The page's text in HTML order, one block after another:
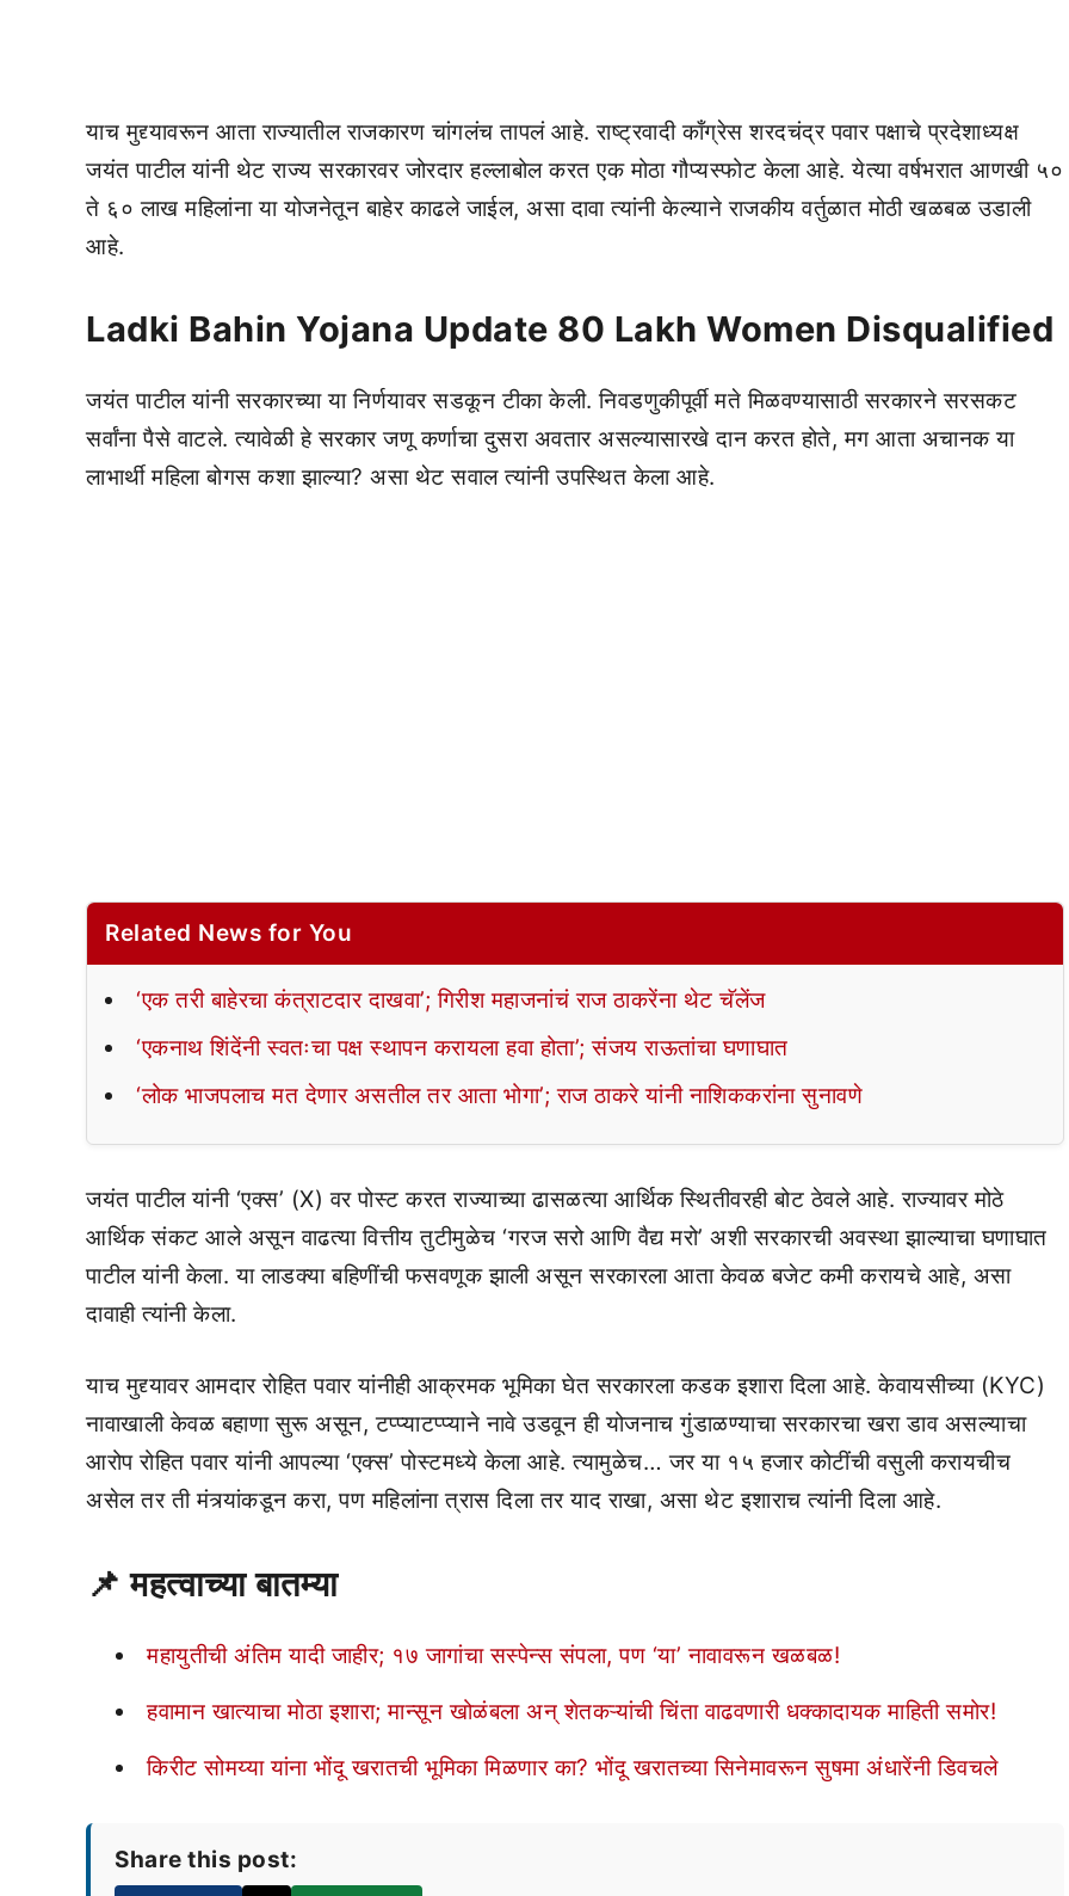
याच मुद्द्यावरून आता राज्यातील राजकारण चांगलंच तापलं आहे. राष्ट्रवादी काँग्रेस शरदचंद्र पवार पक्षाचे प्रदेशाध्यक्ष
जयंत पाटील यांनी थेट राज्य सरकारवर जोरदार हल्लाबोल करत एक मोठा गौप्यस्फोट केला आहे. येत्या वर्षभरात आणखी ५०
ते ६० लाख महिलांना या योजनेतून बाहेर काढले जाईल, असा दावा त्यांनी केल्याने राजकीय वर्तुळात मोठी खळबळ उडाली
आहे.
Ladki Bahin Yojana Update 80 Lakh Women Disqualified
जयंत पाटील यांनी सरकारच्या या निर्णयावर सडकून टीका केली. निवडणुकीपूर्वी मते मिळवण्यासाठी सरकारने सरसकट
सर्वांना पैसे वाटले. त्यावेळी हे सरकार जणू कर्णाचा दुसरा अवतार असल्यासारखे दान करत होते, मग आता अचानक या
लाभार्थी महिला बोगस कशा झाल्या? असा थेट सवाल त्यांनी उपस्थित केला आहे.
Related News for You
‘एक तरी बाहेरचा कंत्राटदार दाखवा’; गिरीश महाजनांचं राज ठाकरेंना थेट चॅलेंज
‘एकनाथ शिंदेंनी स्वतःचा पक्ष स्थापन करायला हवा होता’; संजय राऊतांचा घणाघात
‘लोक भाजपलाच मत देणार असतील तर आता भोगा’; राज ठाकरे यांनी नाशिककरांना सुनावणे
जयंत पाटील यांनी ‘एक्स’ (X) वर पोस्ट करत राज्याच्या ढासळत्या आर्थिक स्थितीवरही बोट ठेवले आहे. राज्यावर मोठे
आर्थिक संकट आले असून वाढत्या वित्तीय तुटीमुळेच ‘गरज सरो आणि वैद्य मरो’ अशी सरकारची अवस्था झाल्याचा घणाघात
पाटील यांनी केला. या लाडक्या बहिणींची फसवणूक झाली असून सरकारला आता केवळ बजेट कमी करायचे आहे, असा
दावाही त्यांनी केला.
याच मुद्द्यावर आमदार रोहित पवार यांनीही आक्रमक भूमिका घेत सरकारला कडक इशारा दिला आहे. केवायसीच्या (KYC)
नावाखाली केवळ बहाणा सुरू असून, टप्प्याटप्प्याने नावे उडवून ही योजनाच गुंडाळण्याचा सरकारचा खरा डाव असल्याचा
आरोप रोहित पवार यांनी आपल्या ‘एक्स’ पोस्टमध्ये केला आहे. त्यामुळेच… जर या १५ हजार कोटींची वसुली करायचीच
असेल तर ती मंत्र्यांकडून करा, पण महिलांना त्रास दिला तर याद राखा, असा थेट इशाराच त्यांनी दिला आहे.
📌महत्वाच्या बातम्या
महायुतीची अंतिम यादी जाहीर; १७ जागांचा सस्पेन्स संपला, पण ‘या’ नावावरून खळबळ!
हवामान खात्याचा मोठा इशारा; मान्सून खोळंबला अन् शेतकऱ्यांची चिंता वाढवणारी धक्कादायक माहिती समोर!
किरीट सोमय्या यांना भोंदू खरातची भूमिका मिळणार का? भोंदू खरातच्या सिनेमावरून सुषमा अंधारेंनी डिवचले
Share this post: